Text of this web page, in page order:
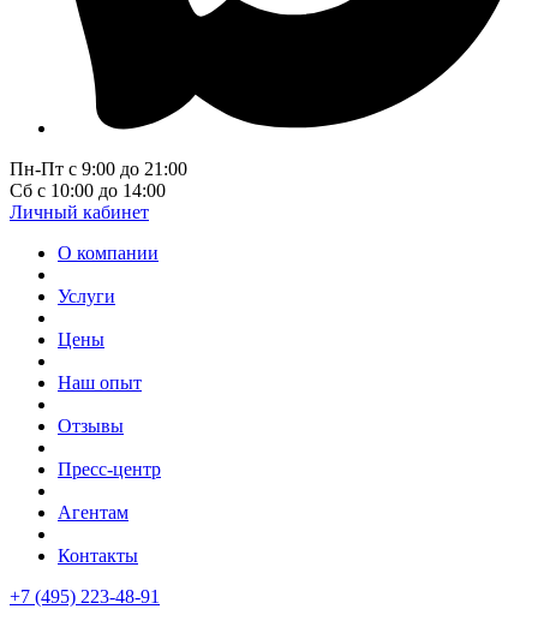
Пн-Пт с 9:00 до 21:00
Сб с 10:00 до 14:00
Личный кабинет
О компании
Услуги
Цены
Наш опыт
Отзывы
Пресс-центр
Агентам
Контакты
+7 (495) 223-48-91